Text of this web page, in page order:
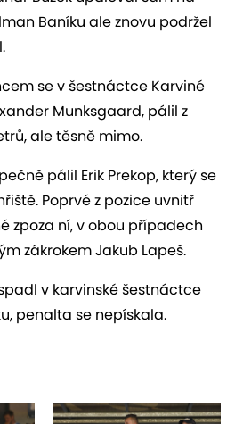
Baníku ale znovu podržel
se v šestnáctce Karviné
Munksgaard, pálil z
ale těsně mimo.
pálil Erik Prekop, který se
Poprvé z pozice uvnitř
zpoza ní, v obou případech
zákrokem Jakub Lapeš.
v karvinské šestnáctce
penalta se nepískala.